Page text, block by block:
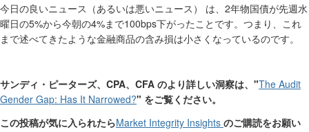
今日の良いニュース（あるいは悪いニュース） は、 2年物国債が先週水
曜日の5%から今朝の4% まで100bps下がったことです。つまり、これ
まで述べてきたような金融商品の含み損は小さくなっているのです。
サンディ・ピーターズ、 CPA、 CFA のより詳しい洞察は、 "The Audit
Gender Gap: Has It Narrowed?" をご覧ください。
この投稿が気に入られたらMarket Integrity Insights のご購読をお願い